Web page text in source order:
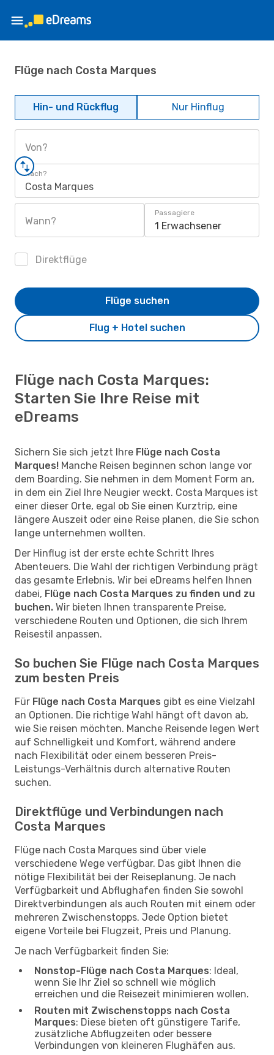
Flüge nach Costa Marques
Hin- und Rückflug Nur Hinflug
Von?
Nach?
Costa Marques
Wann?
Passagiere
1 Erwachsener
Direktflüge
Flug + Hotel suchen
Flüge suchen
Flüge nach Costa Marques:
Starten Sie Ihre Reise mit
eDreams
Sichern Sie sich jetzt Ihre Flüge nach Costa
Marques! Manche Reisen beginnen schon lange vor
dem Boarding. Sie nehmen in dem Moment Form an,
in dem ein Ziel Ihre Neugier weckt. Costa Marques ist
einer dieser Orte, egal ob Sie einen Kurztrip, eine
längere Auszeit oder eine Reise planen, die Sie schon
lange unternehmen wollten.
Der Hinflug ist der erste echte Schritt Ihres
Abenteuers. Die Wahl der richtigen Verbindung prägt
das gesamte Erlebnis. Wir bei eDreams helfen Ihnen
dabei, Flüge nach Costa Marques zu finden und zu
buchen. Wir bieten Ihnen transparente Preise,
verschiedene Routen und Optionen, die sich Ihrem
Reisestil anpassen.
So buchen Sie Flüge nach Costa Marques
zum besten Preis
Für Flüge nach Costa Marques gibt es eine Vielzahl
an Optionen. Die richtige Wahl hängt oft davon ab,
wie Sie reisen möchten. Manche Reisende legen Wert
auf Schnelligkeit und Komfort, während andere
nach Flexibilität oder einem besseren Preis-
Leistungs-Verhältnis durch alternative Routen
suchen.
Direktflüge und Verbindungen nach
Costa Marques
Flüge nach Costa Marques sind über viele
verschiedene Wege verfügbar. Das gibt Ihnen die
nötige Flexibilität bei der Reiseplanung. Je nach
Verfügbarkeit und Abflughafen finden Sie sowohl
Direktverbindungen als auch Routen mit einem oder
mehreren Zwischenstopps. Jede Option bietet
eigene Vorteile bei Flugzeit, Preis und Planung.
Je nach Verfügbarkeit finden Sie:
Nonstop-Flüge nach Costa Marques: Ideal,
wenn Sie Ihr Ziel so schnell wie möglich
erreichen und die Reisezeit minimieren wollen.
Routen mit Zwischenstopps nach Costa
Marques: Diese bieten oft günstigere Tarife,
zusätzliche Abflugzeiten oder bessere
Verbindungen von kleineren Flughäfen aus.